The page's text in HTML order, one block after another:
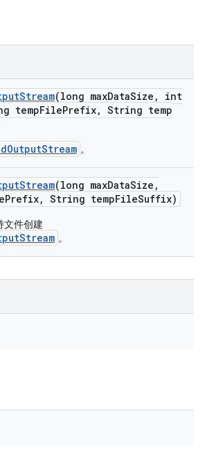
Stream(long maxDataSize ,
int
tempFilePrefix, String temp
。
Stream(long maxDataSize ,
Prefix, String tempFileSuffix)
文件创建
。